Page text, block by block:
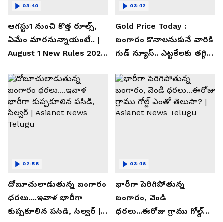
ఆగస్టు1 నుంచి కొత్త రూల్స్,
ఏమేం మారనున్నాయంటే.. |
August 1 New Rules 2026
03:40
Gold Price Today :
బంగారం కొనాలనుకునే వారికి
గుడ్ న్యూస్.. ఎట్టకేలకు తగ్గిన
03:42
దోబూచులాడుతున్న బంగారం
ధరలు....ఇవాళ భారీగా
కుప్పకూలిన పసిడి, సిల్వర్ |
02:58
భారీగా పెరిగిపోతున్న
బంగారం, వెండి
ధరలు...ఈరోజు గ్రాము గోల్డ్
03:46